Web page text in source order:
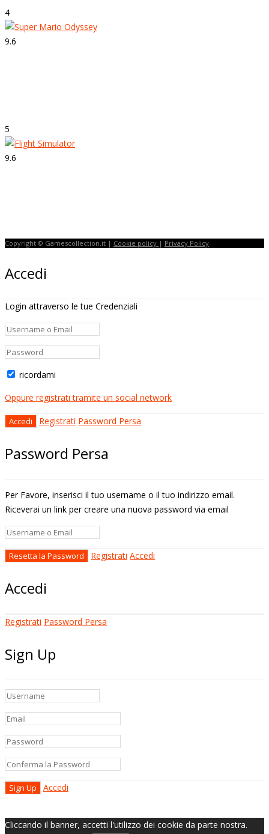
4
9.6
5
9.6
Copyright © Gamescollection.it | Cookie policy | Privacy Policy
Accedi
Login attraverso le tue Credenziali
ricordami
Oppure registrati tramite un social network
Registrati Password Persa
Password Persa
Per Favore, inserisci il tuo username o il tuo indirizzo email.
Riceverai un link per creare una nuova password via email
Registrati Accedi
Accedi
Registrati Password Persa
Sign Up
Accedi
Cliccando il banner, accetti l'utilizzo dei cookie da parte nostra.